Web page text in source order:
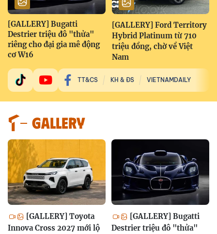
[GALLERY] Bugatti
Destrier triệu đô "thửa"
riêng cho đại gia mê động
cơ W16
[GALLERY] Ford Territory
Hybrid Platinum từ 710
triệu đồng, chờ về Việt
Nam
TT&CS KH & ĐS VIETNAMDAILY
GALLERY
[GALLERY] Toyota
Innova Cross 2027 mới lộ
[GALLERY] Bugatti
Destrier triệu đô "thửa"